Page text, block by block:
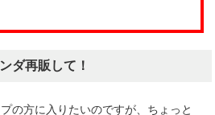
ダ再販して！
の方に入りたいのですが、ちょっと